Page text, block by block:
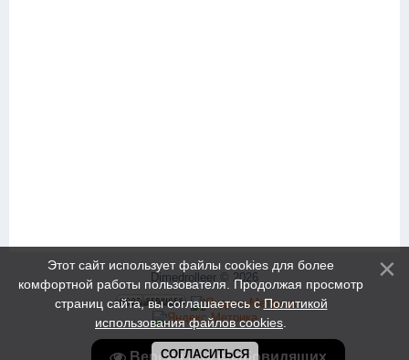
Версия для слабовидящих
Dimedrolleer © 2026
Этот сайт использует файлы cookies для более
комфортной работы пользователя. Продолжая просмотр
страниц сайта, вы соглашаетесь сПолитикой
использования файлов cookies
СОГЛАСИТЬСЯ